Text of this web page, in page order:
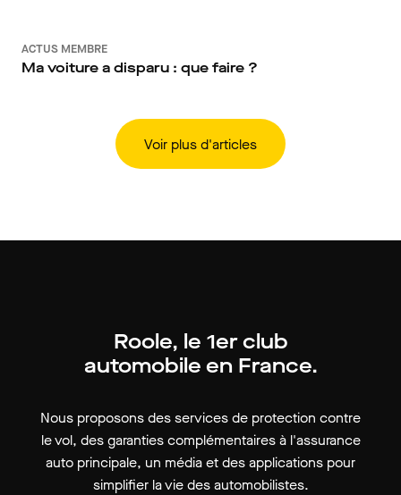
ACTUS MEMBRE
Ma voiture a disparu : que faire ?
Voir plus d'articles
Roole, le 1er club
automobile en France.
Nous proposons des services de protection contre
le vol, des garanties complémentaires à l'assurance
auto principale, un média et des applications pour
simplifier la vie des automobilistes.